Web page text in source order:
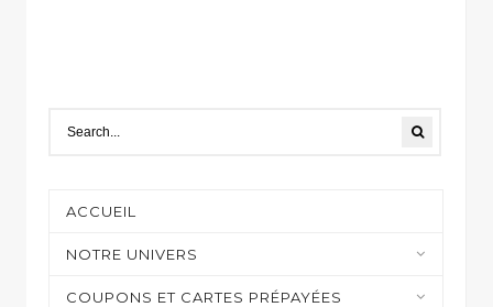
ACCUEIL
NOTRE UNIVERS
Moyens de paiement
COUPONS ET CARTES PRÉPAYÉES